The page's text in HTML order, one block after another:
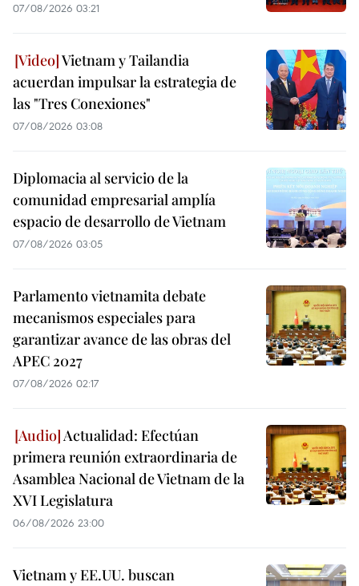
07/08/2026 03:21
Vietnam y Tailandia
acuerdan impulsar la estrategia de
las "Tres Conexiones"
07/08/2026 03:08
Diplomacia al servicio de la
comunidad empresarial amplía
espacio de desarrollo de Vietnam
07/08/2026 03:05
Parlamento vietnamita debate
mecanismos especiales para
garantizar avance de las obras del
APEC 2027
07/08/2026 02:17
Actualidad: Efectúan
primera reunión extraordinaria de
Asamblea Nacional de Vietnam de la
XVI Legislatura
06/08/2026 23:00
Vietnam y EE.UU. buscan